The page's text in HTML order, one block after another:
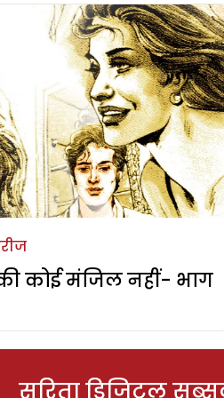
कोई मंजिल नहीं- भाग
सरिता डिजिटल